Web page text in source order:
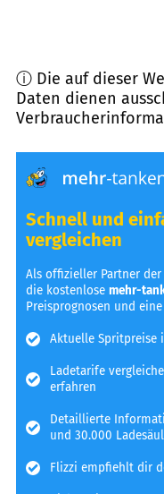
ⓘ Die auf dieser
Daten dienen
Schnell und
vergleichen
Als offizieller Partner
die kostenlosemehr-
Preisprognosen und
Aktuelle Spritpreise
Ladetarife
erfahren
Detaillierte
und 30.000
Flizzi empfiehlt dir